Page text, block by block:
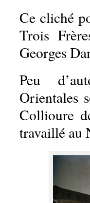
Ce cliché
Trois
Georges
Peu
Orientales
Collioure
travaillé au